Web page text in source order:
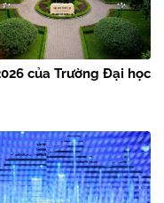
của Trường Đại học